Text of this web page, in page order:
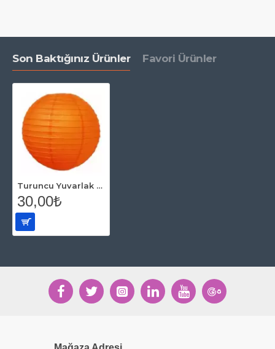
Son Baktığınız Ürünler Favori Ürünler
Turuncu Yuvarlak Fener Süs (35 cm)
30,00₺